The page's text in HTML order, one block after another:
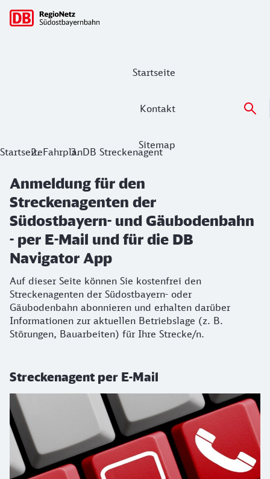
Startseite
Kontakt
Sitemap
Hauptnavigation
Anmeldung für den Streckenagenten
StartseiteFahrplanDB Streckenagent
Anmeldung für den
Streckenagenten der
Südostbayern- und Gäubodenbahn
- per E-Mail und für die DB
Navigator App
Auf dieser Seite können Sie kostenfrei den
Streckenagenten der Südostbayern- oder
Gäubodenbahn abonnieren und erhalten darüber
Informationen zur aktuellen Betriebslage (z. B.
Störungen, Bauarbeiten) für Ihre Strecke/n.
Streckenagent per E-Mail